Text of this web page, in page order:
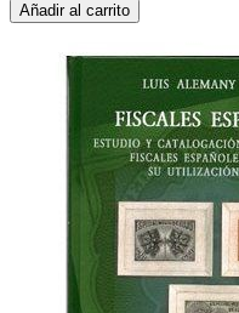
Añadir al carrito